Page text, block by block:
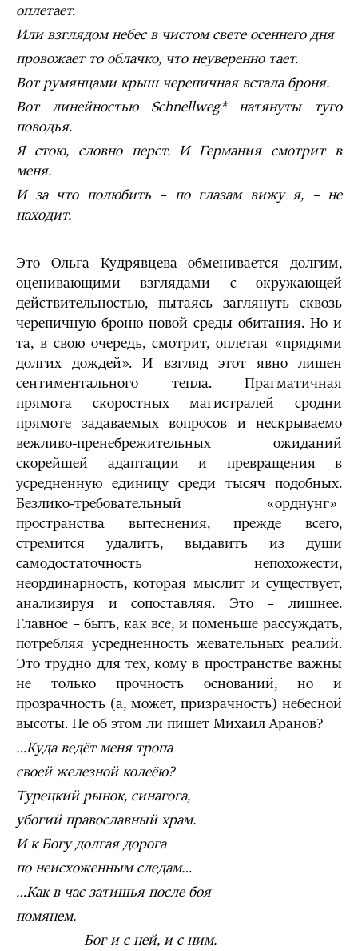
оплетает.
Или взглядом небес в чистом свете осеннего дня
провожает то облачко, что неуверенно тает.
Вот румянцами крыш черепичная встала броня.
Вот линейностью Schnellweg* натянуты туго
поводья.
Я стою, словно перст. И Германия смотрит в
меня.
И за что полюбить –по глазам вижу я, –не
находит.
Это Ольга Кудрявцева обменивается долгим,
оценивающими взглядами с окружающей
действительностью, пытаясь заглянуть сквозь
черепичную броню новой среды обитания. Но и
та, в свою очередь, смотрит, оплетая «прядями
долгих дождей». И взгляд этот явно лишен
сентиментального тепла. Прагматичная
прямота скоростных магистралей сродни
прямоте задаваемых вопросов и нескрываемо
вежливо-пренебрежительных ожиданий
скорейшей адаптации и превращения в
усредненную единицу среди тысяч подобных.
Безлико-требовательный «орднунг»
пространства вытеснения, прежде всего,
стремится удалить, выдавить из души
самодостаточность непохожести,
неординарность, которая мыслит и существует,
анализируя и сопоставляя. Это – лишнее.
Главное – быть, как все, и поменьше рассуждать,
потребляя усредненность жевательных реалий.
Это трудно для тех, кому в пространстве важны
не только прочность оснований, но и
прозрачность (а, может, призрачность) небесной
высоты. Не об этом ли пишет Михаил Аранов?
…Куда ведёт меня тропа
своей железной колеёю?
Турецкий рынок, синагога,
убогий православный храм.
И к Богу долгая дорога
по неисхоженным следам…
…Как в час затишья после боя
помянем.
Бог и с ней, и с ним.